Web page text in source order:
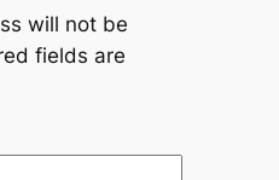
will not be
fields are